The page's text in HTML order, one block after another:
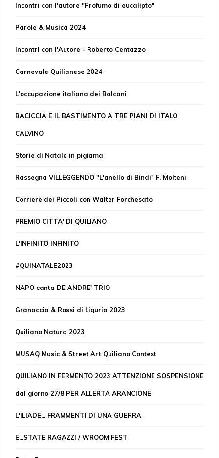
Incontri con l'autore "Profumo di eucalipto"
Parole & Musica 2024
Incontri con l'Autore - Roberto Centazzo
Carnevale Quilianese 2024
L'occupazione italiana dei Balcani
BACICCIA E IL BASTIMENTO A TRE PIANI DI ITALO
CALVINO
Storie di Natale in pigiama
Rassegna VILLEGGENDO "L'anello di Bindi" F. Molteni
Corriere dei Piccoli con Walter Forchesato
PREMIO CITTA' DI QUILIANO
L'INFINITO INFINITO
#QUINATALE2023
NAPO canta DE ANDRE' TRIO
Granaccia & Rossi di Liguria 2023
Quiliano Natura 2023
MUSAQ Music & Street Art Quiliano Contest
QUILIANO IN FERMENTO 2023 ATTENZIONE SOSPENSIONE
dal giorno 27/8 PER ALLERTA ARANCIONE
L'ILIADE... FRAMMENTI DI UNA GUERRA
E...STATE RAGAZZI / WROOM FEST